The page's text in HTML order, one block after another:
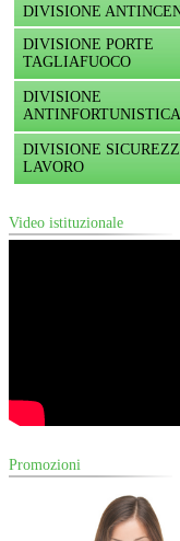
DIVISIONE
DIVISIONE PORTE
TAGLIAFUOCO
DIVISIONE
ANTINFORTUNISTICA
DIVISIONE
LAVORO
Video istituzionale
Promozioni